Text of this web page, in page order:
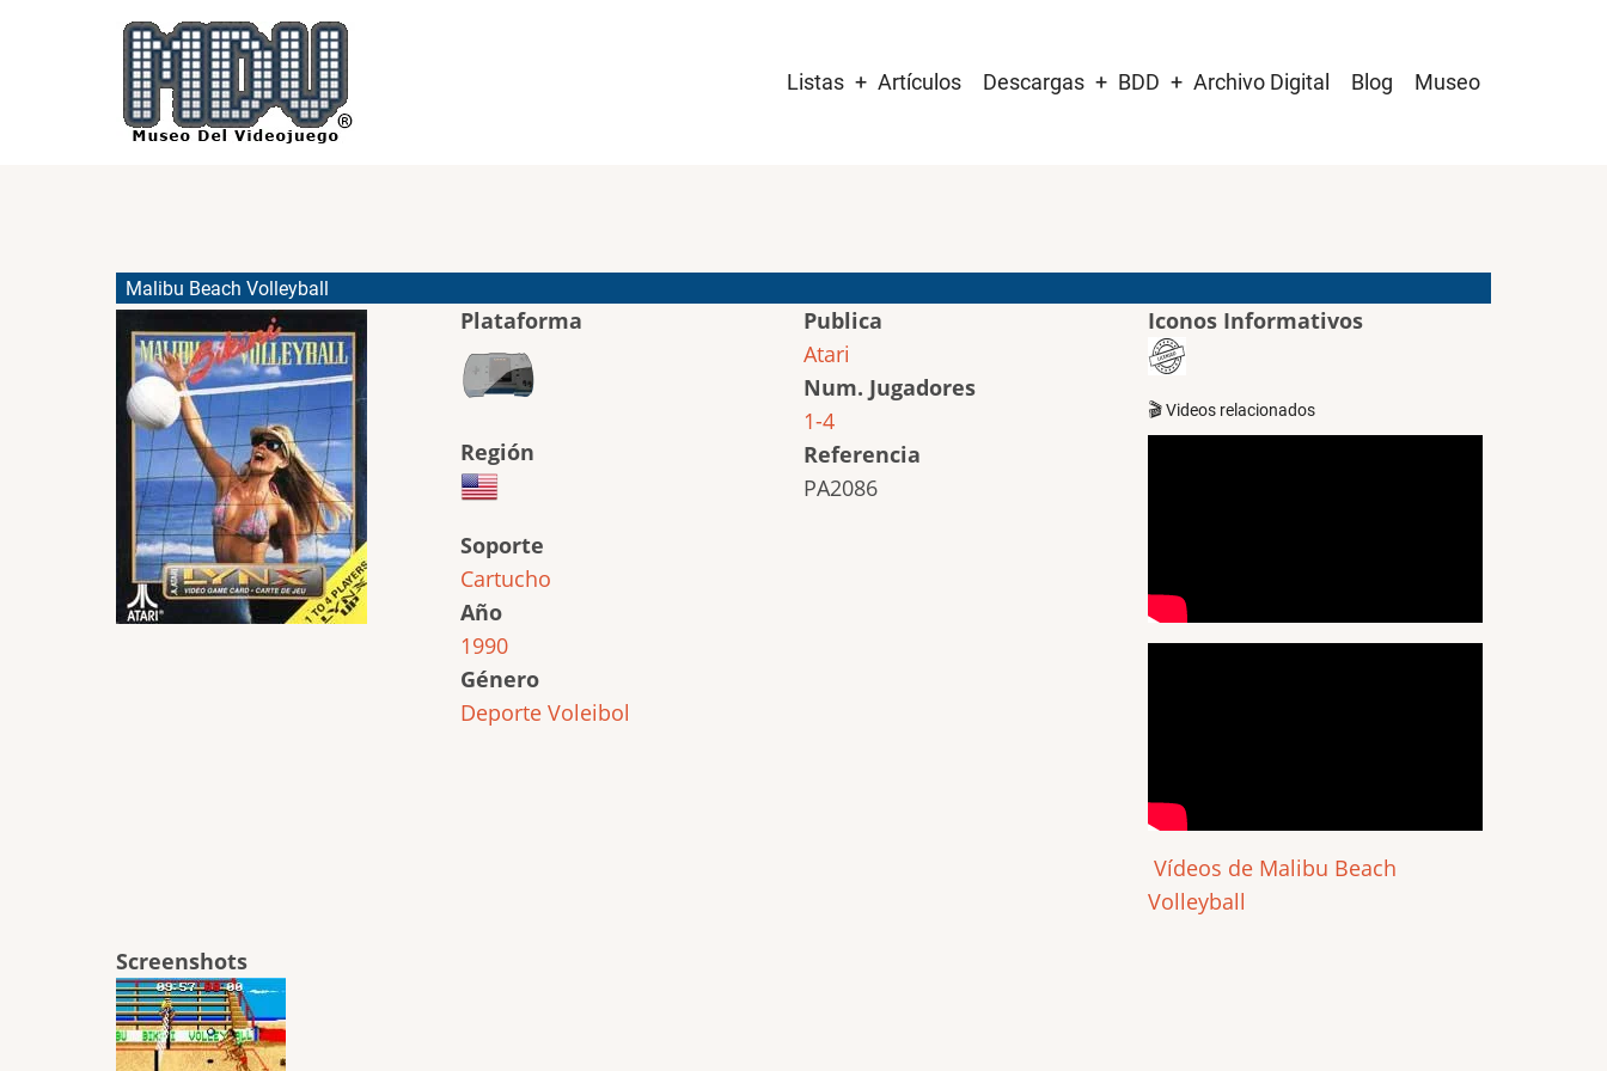
navigation
Listas Artículos Descargas BDD Archivo Digital Blog Museo
Malibu Beach Volleyball
Plataforma
Región
Soporte
Cartucho
Año
1990
Género
Deporte Voleibol
Publica
Atari
Num. Jugadores
1-4
Referencia
PA2086
Iconos Informativos
🎬 Videos relacionados
Vídeos de Malibu Beach
Volleyball
Screenshots